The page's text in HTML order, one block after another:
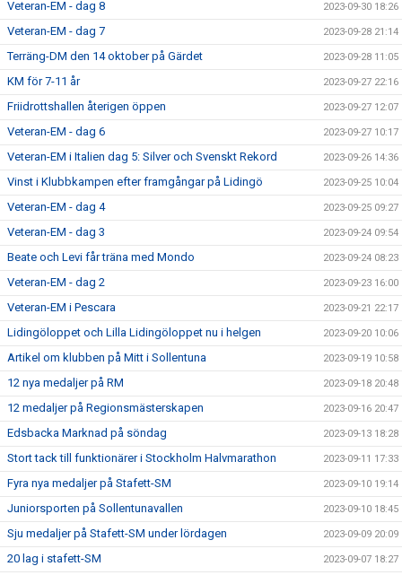
Veteran-EM - dag 8 2023-09-30 18:26
Veteran-EM - dag 7 2023-09-28 21:14
Terräng-DM den 14 oktober på Gärdet 2023-09-28 11:05
KM för 7-11 år 2023-09-27 22:16
Friidrottshallen återigen öppen 2023-09-27 12:07
Veteran-EM - dag 6 2023-09-27 10:17
Veteran-EM i Italien dag 5: Silver och Svenskt Rekord 2023-09-26 14:36
Vinst i Klubbkampen efter framgångar på Lidingö 2023-09-25 10:04
Veteran-EM - dag 4 2023-09-25 09:27
Veteran-EM - dag 3 2023-09-24 09:54
Beate och Levi får träna med Mondo 2023-09-24 08:23
Veteran-EM - dag 2 2023-09-23 16:00
Veteran-EM i Pescara 2023-09-21 22:17
Lidingöloppet och Lilla Lidingöloppet nu i helgen 2023-09-20 10:06
Artikel om klubben på Mitt i Sollentuna 2023-09-19 10:58
12 nya medaljer på RM 2023-09-18 20:48
12 medaljer på Regionsmästerskapen 2023-09-16 20:47
Edsbacka Marknad på söndag 2023-09-13 18:28
Stort tack till funktionärer i Stockholm Halvmarathon 2023-09-11 17:33
Fyra nya medaljer på Stafett-SM 2023-09-10 19:14
Juniorsporten på Sollentunavallen 2023-09-10 18:45
Sju medaljer på Stafett-SM under lördagen 2023-09-09 20:09
20 lag i stafett-SM 2023-09-07 18:27